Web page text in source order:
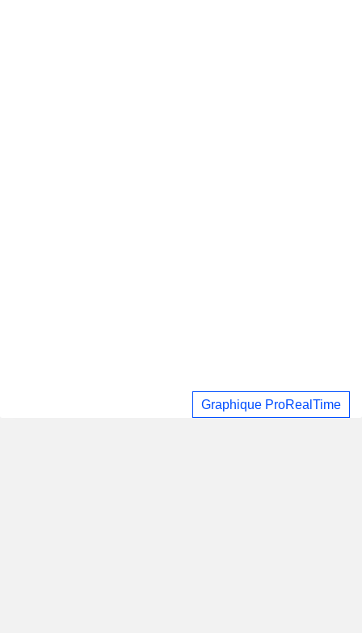
Graphique ProRealTime